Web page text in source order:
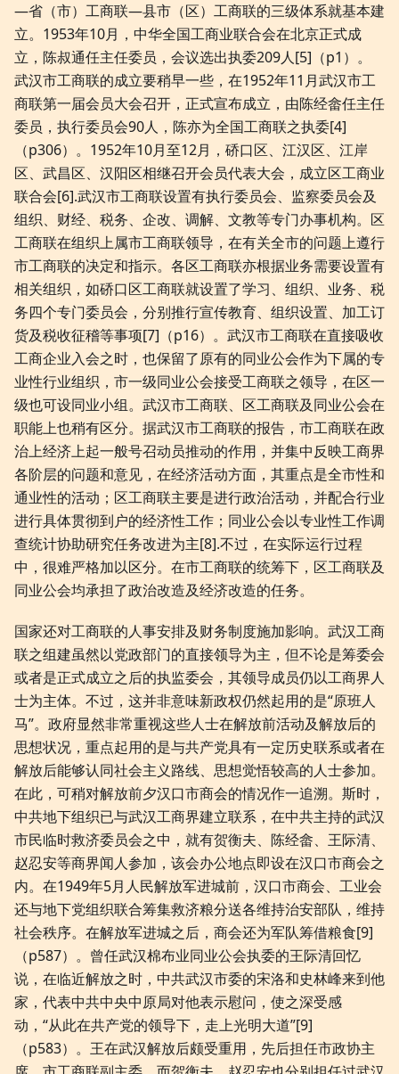
—省（市）工商联—县市（区）工商联的三级体系就基本建
立。1953年10月，中华全国工商业联合会在北京正式成
立，陈叔通任主任委员，会议选出执委209人[5]（p1）。
武汉市工商联的成立要稍早一些，在1952年11月武汉市工
商联第一届会员大会召开，正式宣布成立，由陈经畲任主任
委员，执行委员会90人，陈亦为全国工商联之执委[4]
（p306）。1952年10月至12月，硚口区、江汉区、江岸
区、武昌区、汉阳区相继召开会员代表大会，成立区工商业
联合会[6].武汉市工商联设置有执行委员会、监察委员会及
组织、财经、税务、企改、调解、文教等专门办事机构。区
工商联在组织上属市工商联领导，在有关全市的问题上遵行
市工商联的决定和指示。各区工商联亦根据业务需要设置有
相关组织，如硚口区工商联就设置了学习、组织、业务、税
务四个专门委员会，分别推行宣传教育、组织设置、加工订
货及税收征稽等事项[7]（p16）。武汉市工商联在直接吸收
工商企业入会之时，也保留了原有的同业公会作为下属的专
业性行业组织，市一级同业公会接受工商联之领导，在区一
级也可设同业小组。武汉市工商联、区工商联及同业公会在
职能上也稍有区分。据武汉市工商联的报告，市工商联在政
治上经济上起一般号召动员推动的作用，并集中反映工商界
各阶层的问题和意见，在经济活动方面，其重点是全市性和
通业性的活动；区工商联主要是进行政治活动，并配合行业
进行具体贯彻到户的经济性工作；同业公会以专业性工作调
查统计协助研究任务改进为主[8].不过，在实际运行过程
中，很难严格加以区分。在市工商联的统筹下，区工商联及
同业公会均承担了政治改造及经济改造的任务。
国家还对工商联的人事安排及财务制度施加影响。武汉工商
联之组建虽然以党政部门的直接领导为主，但不论是筹委会
或者是正式成立之后的执监委会，其领导成员仍以工商界人
士为主体。不过，这并非意味新政权仍然起用的是“原班人
马”。政府显然非常重视这些人士在解放前活动及解放后的
思想状况，重点起用的是与共产党具有一定历史联系或者在
解放后能够认同社会主义路线、思想觉悟较高的人士参加。
在此，可稍对解放前夕汉口市商会的情况作一追溯。斯时，
中共地下组织已与武汉工商界建立联系，在中共主持的武汉
市民临时救济委员会之中，就有贺衡夫、陈经畲、王际清、
赵忍安等商界闻人参加，该会办公地点即设在汉口市商会之
内。在1949年5月人民解放军进城前，汉口市商会、工业会
还与地下党组织联合筹集救济粮分送各维持治安部队，维持
社会秩序。在解放军进城之后，商会还为军队筹借粮食[9]
（p587）。曾任武汉棉布业同业公会执委的王际清回忆
说，在临近解放之时，中共武汉市委的宋洛和史林峰来到他
家，代表中共中央中原局对他表示慰问，使之深受感
动，“从此在共产党的领导下，走上光明大道”[9]
（p583）。王在武汉解放后颇受重用，先后担任市政协主